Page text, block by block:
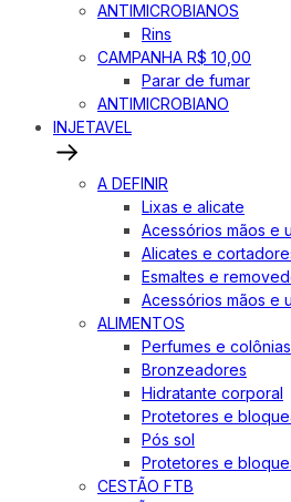
ANTIMICROBIANOS
Rins
CAMPANHA R$ 10,00
Parar de fumar
ANTIMICROBIANO
INJETAVEL
A DEFINIR
Lixas e alicate
Acessórios mãos e
Alicates e
Esmaltes e
Acessórios mãos e
ALIMENTOS
Perfumes e colônias
Bronzeadores
Hidratante corporal
Protetores e
Pós sol
Protetores e
CESTÃO FTB